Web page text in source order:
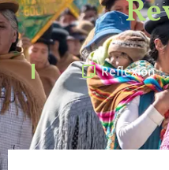
Reflexión